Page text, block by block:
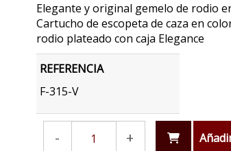
Elegante y original gemelo de rodio
Cartucho de escopeta de caza en
rodio plateado con caja Elegance
REFERENCIA
F-315-V
- +